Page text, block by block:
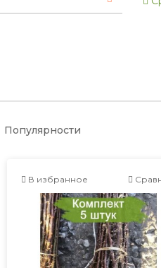
Популярности
В избранное